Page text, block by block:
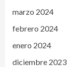
marzo 2024
febrero 2024
enero 2024
diciembre 2023